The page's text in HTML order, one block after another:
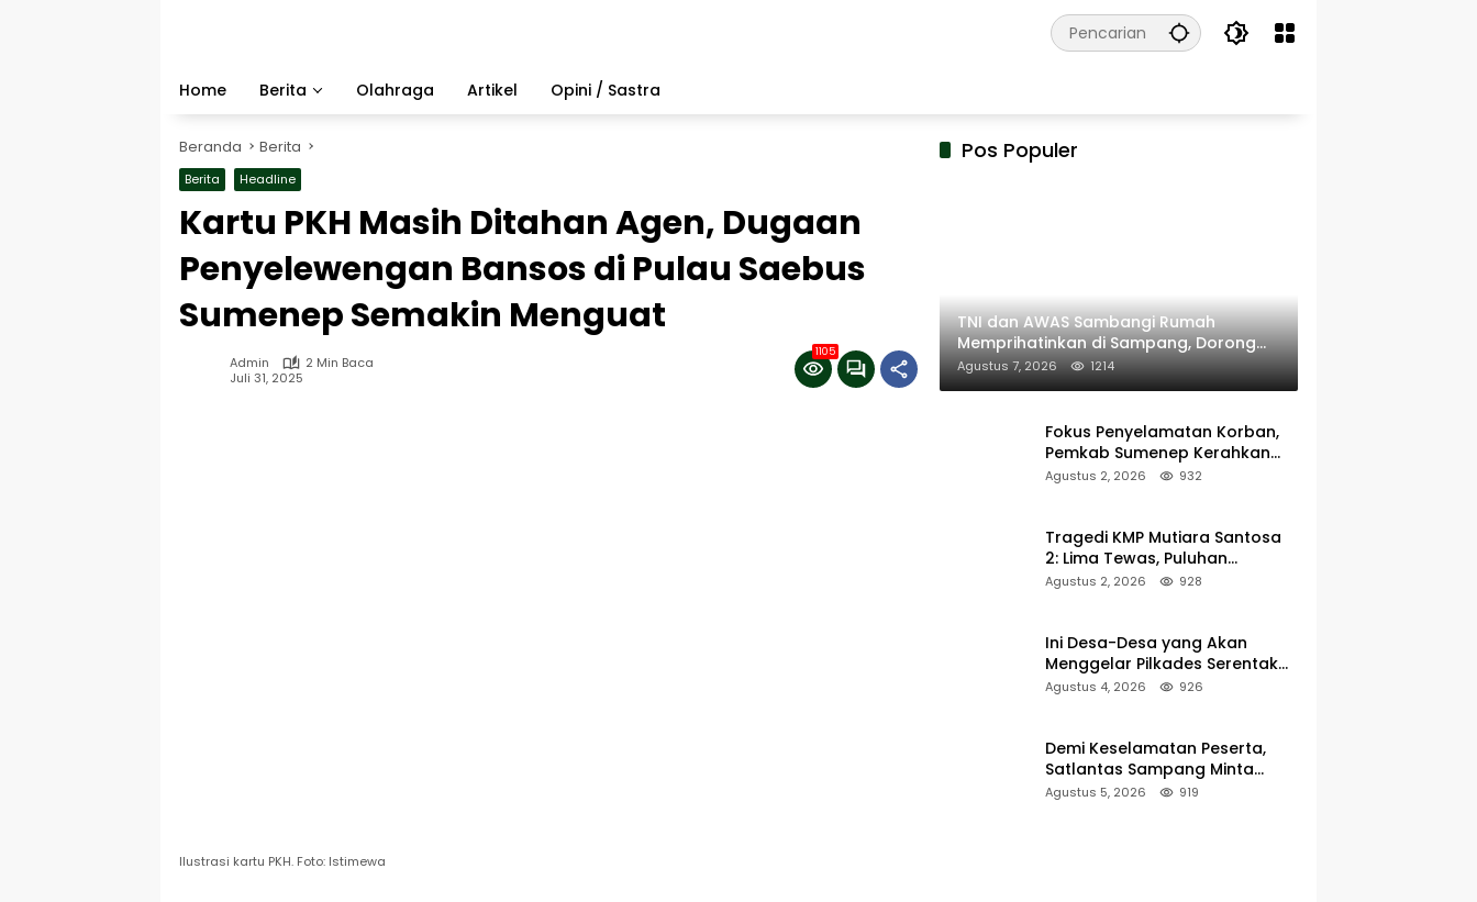
Home
Berita Olahraga Artikel Opini / Sastra
Beranda Berita
Berita Headline
Kartu PKH Masih Ditahan Agen, Dugaan
Penyelewengan Bansos di Pulau Saebus
Sumenep Semakin Menguat
Admin
2 Min Baca
Juli 31, 2025
1105
Ilustrasi kartu PKH. Foto: Istimewa
Pos Populer
TNI dan AWAS Sambangi Rumah
Memprihatinkan di Sampang, Dorong
Pemerintah Beri Bantuan RTLH
Agustus 7, 2026 1214
Fokus Penyelamatan Korban,
Pemkab Sumenep Kerahkan
Tim Medis dan Ambulans ke
Agustus 2, 2026 932
Tragedi KMP Mutiara Santosa
2: Lima Tewas, Puluhan
Penumpang Masih Dalam
Agustus 2, 2026 928
Ini Desa-Desa yang Akan
Menggelar Pilkades Serentak
2027 di Kabupaten Sumenep
Agustus 4, 2026 926
Demi Keselamatan Peserta,
Satlantas Sampang Minta
Latihan Gerak Jalan Pindah ke
Agustus 5, 2026 919